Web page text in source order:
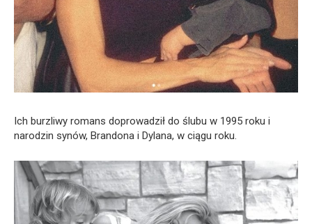
Ich burzliwy romans doprowadził do ślubu w 1995 roku i
narodzin synów, Brandona i Dylana, w ciągu roku.